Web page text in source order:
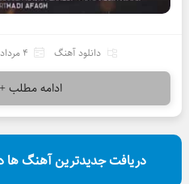
دانلود آهنگ 4 مرداد 1400
ادامه مطلب
دریافت جدیدترین آهنگ ها